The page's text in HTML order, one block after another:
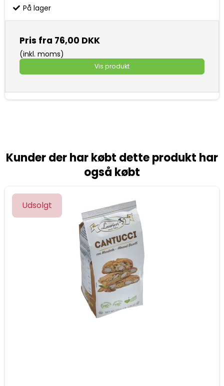
På lager
Pris fra 76,00 DKK
(inkl. moms)
Vis produkt
Kunder der har købt dette produkt har
også købt
Udsolgt